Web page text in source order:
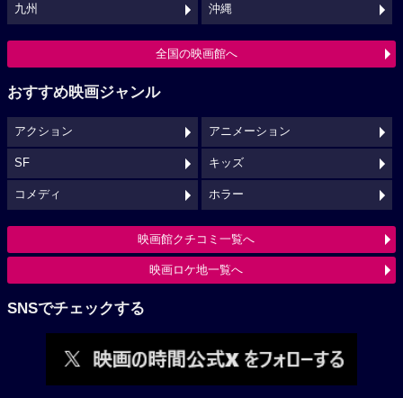
九州 沖縄
全国の映画館へ
おすすめ映画ジャンル
アクション アニメーション
SF キッズ
コメディ ホラー
映画館クチコミ一覧へ
映画ロケ地一覧へ
SNSでチェックする